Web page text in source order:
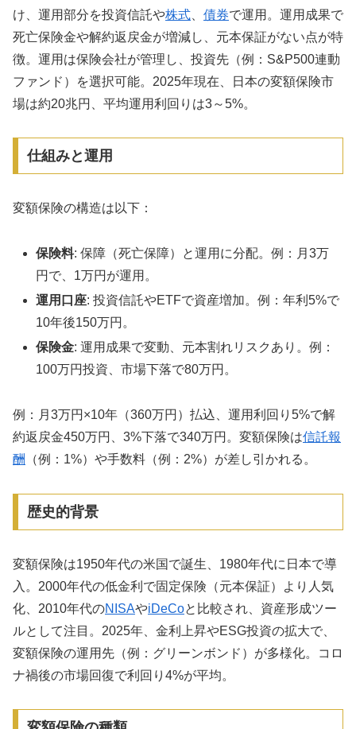
け、運用部分を投資信託や株式 債券で運用。運用成果で
死亡保険金や解約返戻金が増減し、元本保証がない点が特
徴。運用は保険会社が管理し、投資先（例：S&P500連動
ファンド）を選択可能。2025年現在、日本の変額保険市
場は約20兆円、平均運用利回りは3～5%。
仕組みと運用
変額保険の構造は以下：
保険料: 保障（死亡保障）と運用に分配。例：月3万
円で、1万円が運用。
運用口座: 投資信託やETFで資産増加。例：年利5%で
10年後150万円。
保険金: 運用成果で変動、元本割れリスクあり。例：
100万円投資、市場下落で80万円。
例：月3万円×10年（360万円）払込、運用利回り5%で解
約返戻金450万円、3%下落で340万円。変額保険は信託報
酬
（例：1%）や手数料（例：2%）が差し引かれる。
歴史的背景
変額保険は1950年代の米国で誕生、1980年代に日本で導
入。2000年代の低金利で固定保険（元本保証）より人気
化、2010年代のNISAやiDeCoと比較され、資産形成ツー
ルとして注目。2025年、金利上昇やESG投資の拡大で、
変額保険の運用先（例：グリーンボンド）が多様化。コロ
ナ禍後の市場回復で利回り4%が平均。